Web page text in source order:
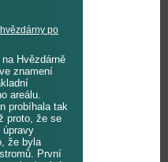
po
Hvězdárně
znamení
areálu.
probíhala tak
proto, že se
úpravy
že byla
První